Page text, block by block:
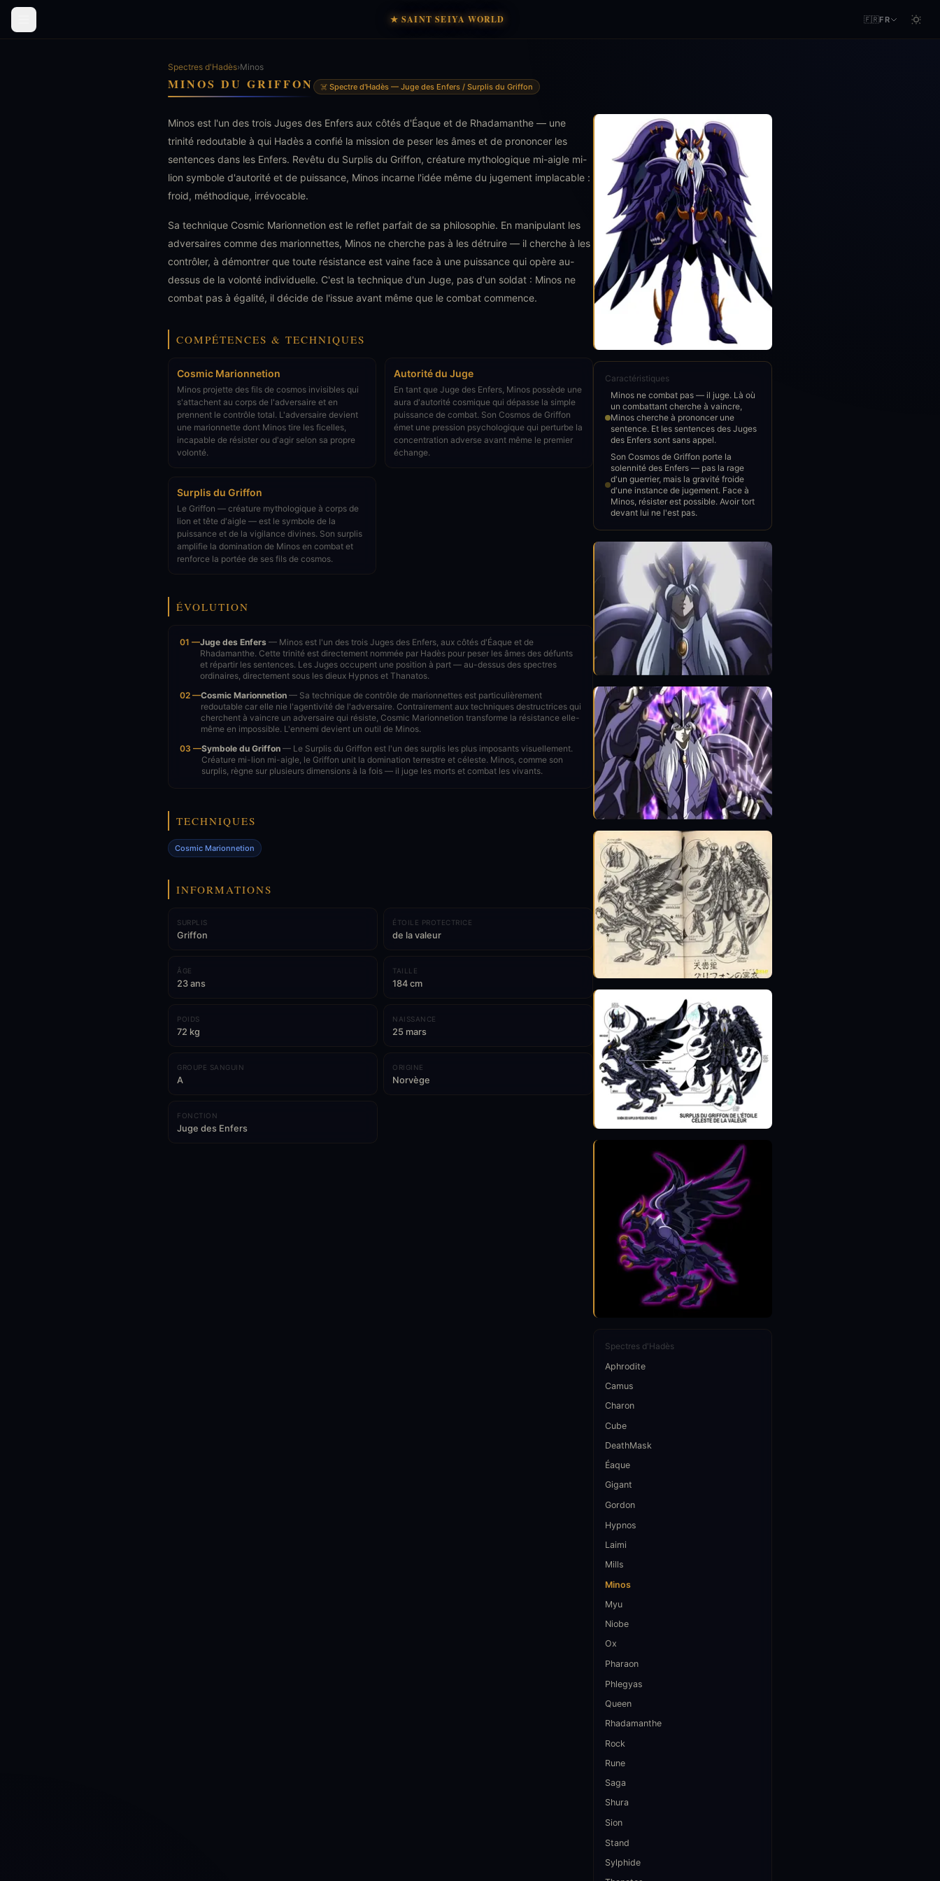
★ SAINT SEIYA WORLD 🇫🇷FR
Spectres d'Hadès›Minos
MINOS DU GRIFFON ☠️ Spectre d'Hadès — Juge des Enfers / Surplis du Griffon
Minos est l'un des trois Juges des Enfers aux côtés d'Éaque et de Rhadamanthe — une
trinité redoutable à qui Hadès a confié la mission de peser les âmes et de prononcer les
sentences dans les Enfers. Revêtu du Surplis du Griffon, créature mythologique mi-aigle mi-
lion symbole d'autorité et de puissance, Minos incarne l'idée même du jugement implacable :
froid, méthodique, irrévocable.
Sa technique Cosmic Marionnetion est le reflet parfait de sa philosophie. En manipulant les
adversaires comme des marionnettes, Minos ne cherche pas à les détruire — il cherche à les
contrôler, à démontrer que toute résistance est vaine face à une puissance qui opère au-
dessus de la volonté individuelle. C'est la technique d'un Juge, pas d'un soldat : Minos ne
combat pas à égalité, il décide de l'issue avant même que le combat commence.
COMPÉTENCES & TECHNIQUES
Cosmic Marionnetion
Minos projette des fils de cosmos invisibles qui
s'attachent au corps de l'adversaire et en
prennent le contrôle total. L'adversaire devient
une marionnette dont Minos tire les ficelles,
incapable de résister ou d'agir selon sa propre
volonté.
Autorité du Juge
En tant que Juge des Enfers, Minos possède une
aura d'autorité cosmique qui dépasse la simple
puissance de combat. Son Cosmos de Griffon
émet une pression psychologique qui perturbe la
concentration adverse avant même le premier
échange.
Surplis du Griffon
Le Griffon — créature mythologique à corps de
lion et tête d'aigle — est le symbole de la
puissance et de la vigilance divines. Son surplis
amplifie la domination de Minos en combat et
renforce la portée de ses fils de cosmos.
ÉVOLUTION
01 —Juge des Enfers — Minos est l'un des trois Juges des Enfers, aux côtés d'Éaque et de
Rhadamanthe. Cette trinité est directement nommée par Hadès pour peser les âmes des défunts
et répartir les sentences. Les Juges occupent une position à part — au-dessus des spectres
ordinaires, directement sous les dieux Hypnos et Thanatos.
02 —Cosmic Marionnetion — Sa technique de contrôle de marionnettes est particulièrement
redoutable car elle nie l'agentivité de l'adversaire. Contrairement aux techniques destructrices qui
cherchent à vaincre un adversaire qui résiste, Cosmic Marionnetion transforme la résistance elle-
même en impossible. L'ennemi devient un outil de Minos.
03 —Symbole du Griffon — Le Surplis du Griffon est l'un des surplis les plus imposants visuellement.
Créature mi-lion mi-aigle, le Griffon unit la domination terrestre et céleste. Minos, comme son
surplis, règne sur plusieurs dimensions à la fois — il juge les morts et combat les vivants.
TECHNIQUES
Cosmic Marionnetion
INFORMATIONS
SURPLIS
Griffon
ÉTOILE PROTECTRICE
de la valeur
ÂGE
23 ans
TAILLE
184 cm
POIDS
72 kg
NAISSANCE
25 mars
GROUPE SANGUIN
A
ORIGINE
Norvège
FONCTION
Juge des Enfers
Caractéristiques
Minos ne combat pas — il juge. Là où
un combattant cherche à vaincre,
Minos cherche à prononcer une
sentence. Et les sentences des Juges
des Enfers sont sans appel.
Son Cosmos de Griffon porte la
solennité des Enfers — pas la rage
d'un guerrier, mais la gravité froide
d'une instance de jugement. Face à
Minos, résister est possible. Avoir tort
devant lui ne l'est pas.
Spectres d'Hadès
Aphrodite
Camus
Charon
Cube
DeathMask
Éaque
Gigant
Gordon
Hypnos
Laimi
Mills
Minos
Myu
Niobe
Ox
Pharaon
Phlegyas
Queen
Rhadamanthe
Rock
Rune
Saga
Shura
Sion
Stand
Sylphide